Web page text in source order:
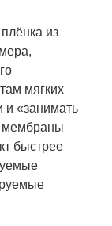
из
мягких
и «занимать
мембраны
быстрее